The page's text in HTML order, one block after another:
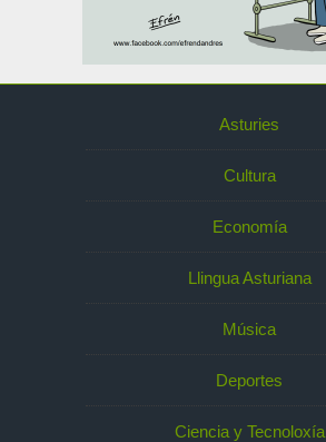
Asturies
Cultura
Economía
Llingua Asturiana
Música
Deportes
Ciencia y Tecnoloxía